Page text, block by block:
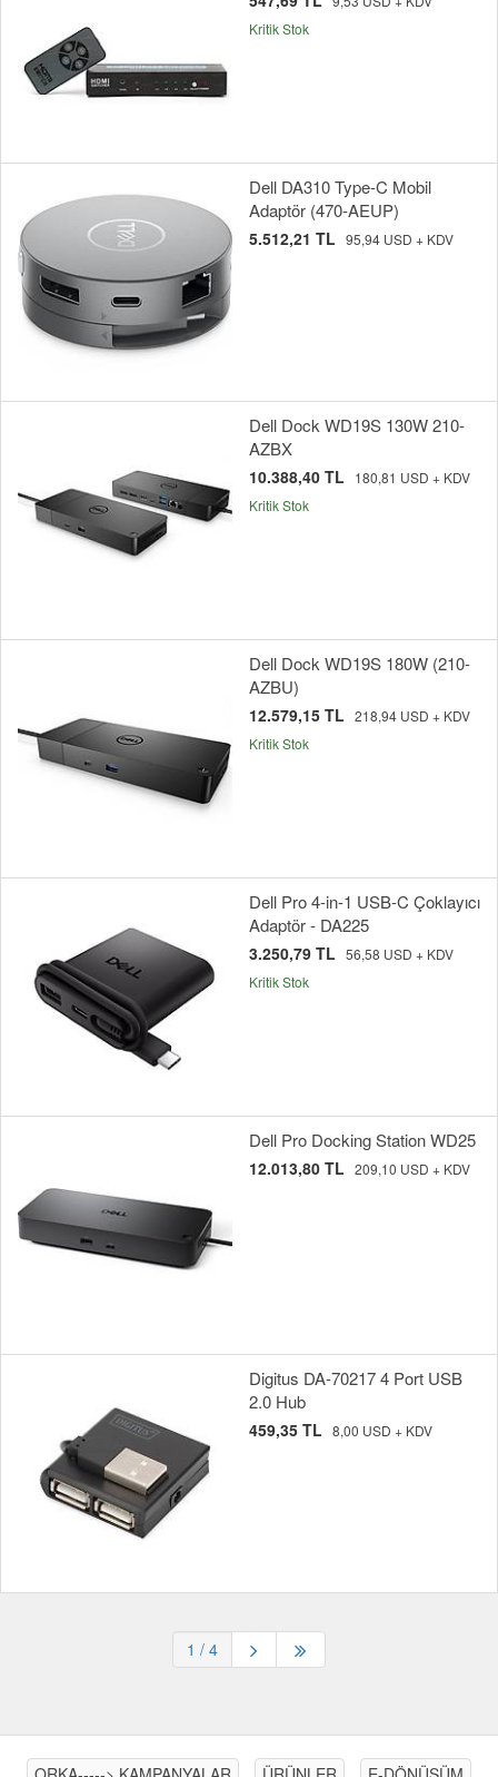
Kritik Stok
Dell DA310 Type-C Mobil
Adaptör (470-AEUP)
5.512,21 TL 95,94 USD + KDV
Dell Dock WD19S 130W 210-
AZBX
10.388,40 TL
180,81 USD + KDV
Kritik Stok
Dell Dock WD19S 180W (210-
AZBU)
12.579,15 TL 218,94 USD + KDV
Kritik Stok
Dell Pro 4-in-1 USB-C Çoklayıcı
Adaptör - DA225
3.250,79 TL 56,58 USD + KDV
Kritik Stok
Dell Pro Docking Station WD25
12.013,80 TL 209,10 USD + KDV
Digitus DA-70217 4 Port USB
2.0 Hub
459,35 TL 8,00 USD + KDV
1 / 4